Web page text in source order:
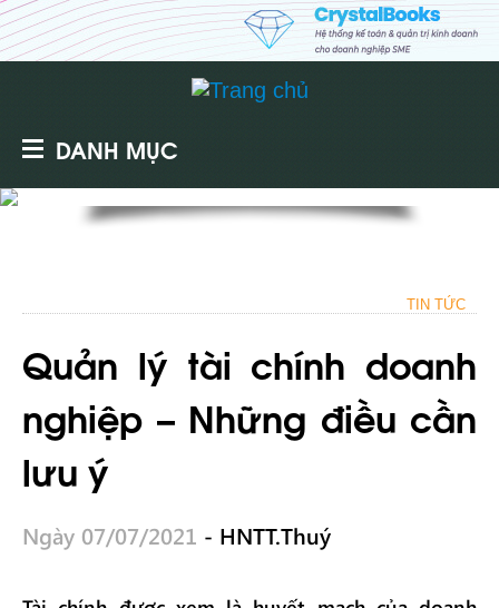
DANH MỤC
TIN TỨC
Quản lý tài chính doanh
nghiệp – Những điều cần
lưu ý
Ngày 07/07/2021 - HNTT.Thuý